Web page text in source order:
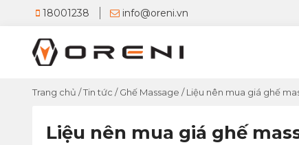
18001238 info@oreni.vn
Trang chủ /Tin tức /Ghế Massage /Liệu nên mua giá ghế
Liệu nên mua giá ghế